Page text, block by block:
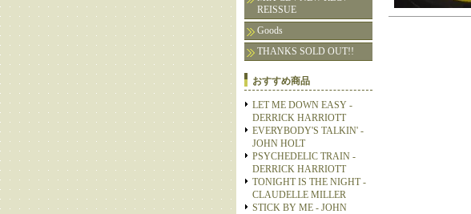
REISSUE
Goods
THANKS SOLD OUT!!
おすすめ商品
LET ME DOWN EASY -
DERRICK HARRIOTT
EVERYBODY'S TALKIN' -
JOHN HOLT
PSYCHEDELIC TRAIN -
DERRICK HARRIOTT
TONIGHT IS THE NIGHT -
CLAUDELLE MILLER
STICK BY ME - JOHN